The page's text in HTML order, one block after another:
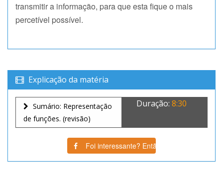
transmitir a informação, para que esta fique o mais
percetível possível.
Explicação da matéria
Sumário: Representação
de funções. (revisão)
Duração: 8:30
Foi interessante? Então partilha!